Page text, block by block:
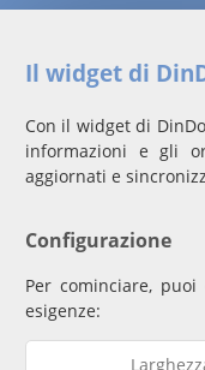
Il widget di
Con il widget di
informazioni e gli
aggiornati e
Configurazione
Per cominciare,
esigenze: